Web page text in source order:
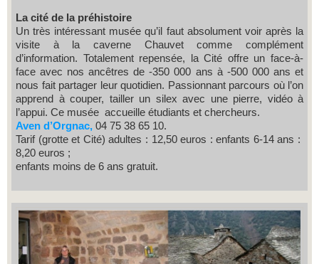
La cité de la préhistoire
Un très intéressant musée qu’il faut absolument voir après la
visite à la caverne Chauvet comme complément
d’information. Totalement repensée, la Cité offre un face-à-
face avec nos ancêtres de -350 000 ans à -500 000 ans et
nous fait partager leur quotidien. Passionnant parcours où l’on
apprend à couper, tailler un silex avec une pierre, vidéo à
l’appui. Ce musée accueille étudiants et chercheurs.
Aven d’Orgnac, 04 75 38 65 10.
Tarif (grotte et Cité) adultes : 12,50 euros : enfants 6-14 ans :
8,20 euros ;
enfants moins de 6 ans gratuit.